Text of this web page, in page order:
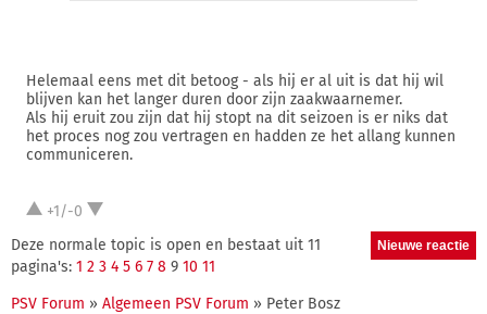
Helemaal eens met dit betoog - als hij er al uit is dat hij wil
blijven kan het langer duren door zijn zaakwaarnemer.
Als hij eruit zou zijn dat hij stopt na dit seizoen is er niks dat
het proces nog zou vertragen en hadden ze het allang kunnen
communiceren.
+1/-0
Deze normale topic is open en bestaat uit 11
pagina's: 1 2 3 4 5 6 7 8 9 10 11
PSV Forum » Algemeen PSV Forum » Peter Bosz